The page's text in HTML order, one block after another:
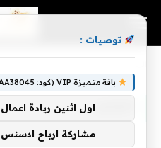
توصيات :
باقة متميزة VIP (كود: AA38045):
اول اثنين ريادة اعمال
مشاركة ارباح ادسنس